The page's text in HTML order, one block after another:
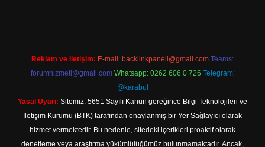
Reklam ve İletişim: E-mail: backlinkpaneli@gmail.com Teams:
forumhizmeti@gmail.com Whatsapp: 0262 606 0 726 Telegram:
@karabul
Yasal Uyarı: Sitemiz, 5651 Sayılı Kanun gereğince Bilgi Teknolojileri ve
İletişim Kurumu (BTK) tarafından onaylanmış bir Yer Sağlayıcı olarak
hizmet vermektedir. Bu nedenle, sitedeki içerikleri proaktif olarak
denetleme veya araştırma yükümlülüğümüz bulunmamaktadır. Ancak,